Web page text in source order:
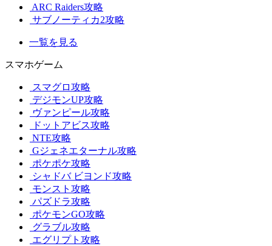
ARC Raiders攻略
サブノーティカ2攻略
一覧を見る
スマホゲーム
スマグロ攻略
デジモンUP攻略
ヴァンピール攻略
ドットアビス攻略
NTE攻略
Gジェネエターナル攻略
ポケポケ攻略
シャドバ ビヨンド攻略
モンスト攻略
パズドラ攻略
ポケモンGO攻略
グラブル攻略
エグリプト攻略